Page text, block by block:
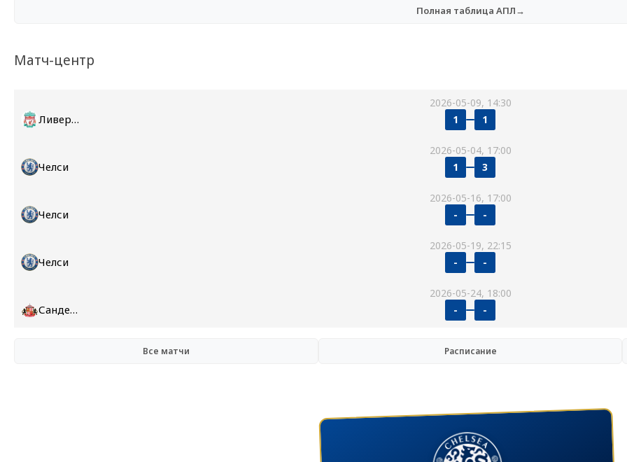
Полная таблица АПЛ→
Матч-центр
2026-05-09, 14:30
Ливерпуль 1 1
2026-05-04, 17:00
Челси 1 3
2026-05-16, 17:00
Челси - -
2026-05-19, 22:15
Челси - -
2026-05-24, 18:00
Сандерленд - -
Все матчи Расписание